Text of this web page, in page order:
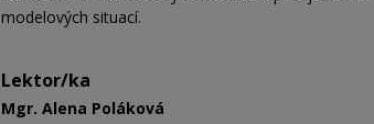
modelových situací.
Lektor/ka
Mgr. Alena Poláková